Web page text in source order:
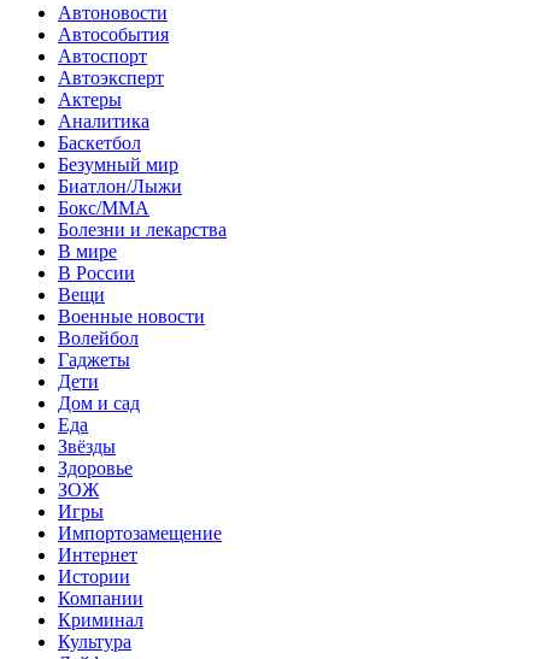
Автоновости
Автособытия
Автоспорт
Автоэксперт
Актеры
Аналитика
Баскетбол
Безумный мир
Биатлон/Лыжи
Бокс/MMA
Болезни и лекарства
В мире
В России
Вещи
Военные новости
Волейбол
Гаджеты
Дети
Дом и сад
Еда
Звёзды
Здоровье
ЗОЖ
Игры
Импортозамещение
Интернет
Истории
Компании
Криминал
Культура